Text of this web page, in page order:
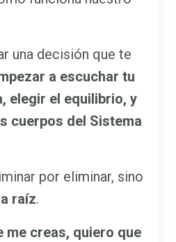
una decisión que te
a escuchar tu
elegir el equilibrio, y
cuerpos del Sistema
por eliminar, sino
raíz.
me creas, quiero que